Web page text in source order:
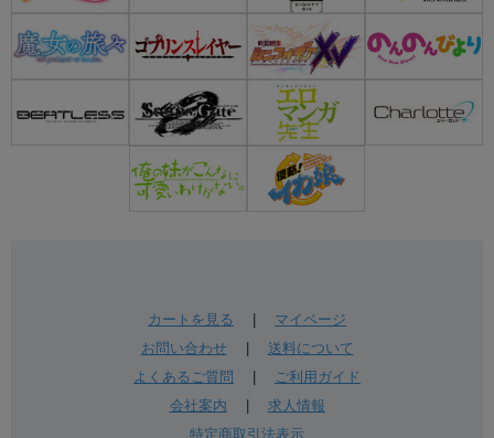
カートを見る
マイページ
お問い合わせ| 送料について
よくあるご質問
ご利用ガイド
会社案内
求人情報
特定商取引法表示